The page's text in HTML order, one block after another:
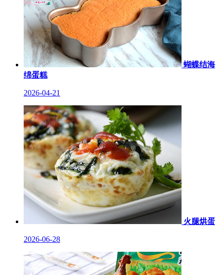
蝴蝶结海
绵蛋糕
2026-04-21
火腿烘蛋
2026-06-28